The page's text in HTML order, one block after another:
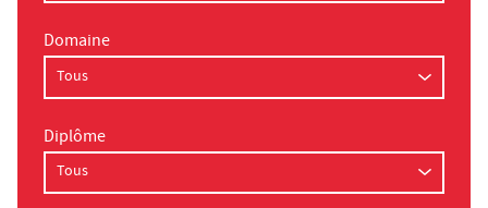
Domaine
Diplôme